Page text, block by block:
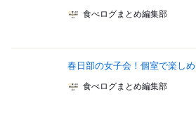
食べログまとめ編集部
春日部の女子会！個室で楽し
食べログまとめ編集部